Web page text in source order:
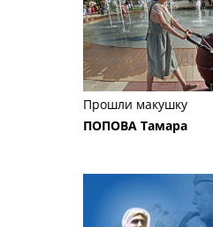
Прошли макушку
ПОПОВА Тамара